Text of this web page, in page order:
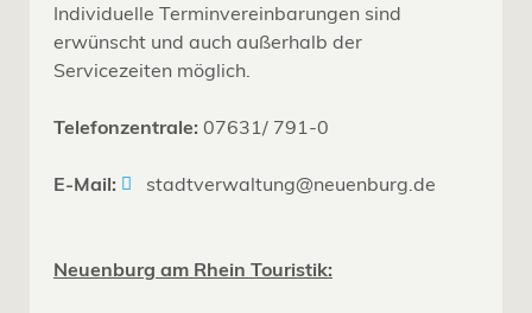
Individuelle Terminvereinbarungen sind
erwünscht und auch außerhalb der
Servicezeiten möglich.
Telefonzentrale: 07631/ 791-0
E-Mail: stadtverwaltung@neuenburg.de
Neuenburg am Rhein Touristik: